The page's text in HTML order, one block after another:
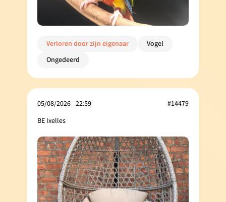
Verloren door zijn eigenaar
Vogel
Ongedeerd
05/08/2026 - 22:59
BE Ixelles
#14479